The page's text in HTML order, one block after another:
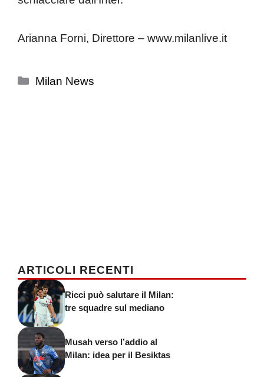
Arianna Forni, Direttore – www.milanlive.it
Categorie
Milan News
ARTICOLI RECENTI
Ricci può salutare il Milan:
tre squadre sul mediano
Musah verso l’addio al
Milan: idea per il Besiktas